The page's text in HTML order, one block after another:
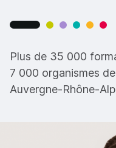
Plus de 35 000
7 000 organismes
Auvergne-Rhône-